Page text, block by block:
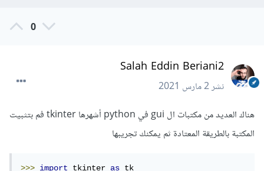
0
Salah Eddin Beriani2
نشر2 مارس 2021
هناك العديد من مكتبات ال gui في python أشهرها tkinter فم بتثبيت
المكتبة بالطريقة المعتادة ثم يمكنك تجريبها
>>> import tkinter as tk